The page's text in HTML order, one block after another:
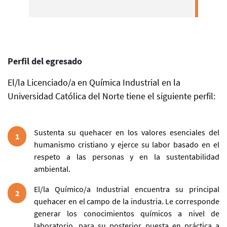
Perfil del egresado
El/la Licenciado/a en Química Industrial en la
Universidad Católica del Norte tiene el siguiente perfil:
1
Sustenta su quehacer en los valores esenciales del
humanismo cristiano y ejerce su labor basado en el
respeto a las personas y en la sustentabilidad
ambiental.
2
El/la Químico/a Industrial encuentra su principal
quehacer en el campo de la industria. Le corresponde
generar los conocimientos químicos a nivel de